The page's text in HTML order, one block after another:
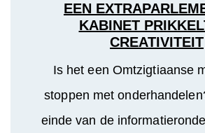
EEN
KABINET
CREATIVITEIT
Is het een Omtzigtiaanse
stoppen met
einde van de